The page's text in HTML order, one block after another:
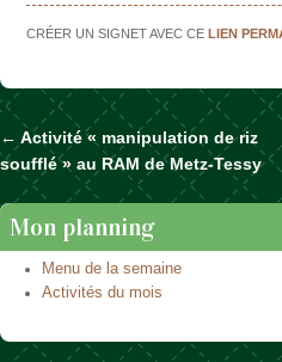
CRÉER UN SIGNET AVEC CELIEN
Naviguer dans les
← Activité « manipulation de riz
soufflé » au RAM de Metz-Tessy
Mon planning
Menu de la semaine
Activités du mois